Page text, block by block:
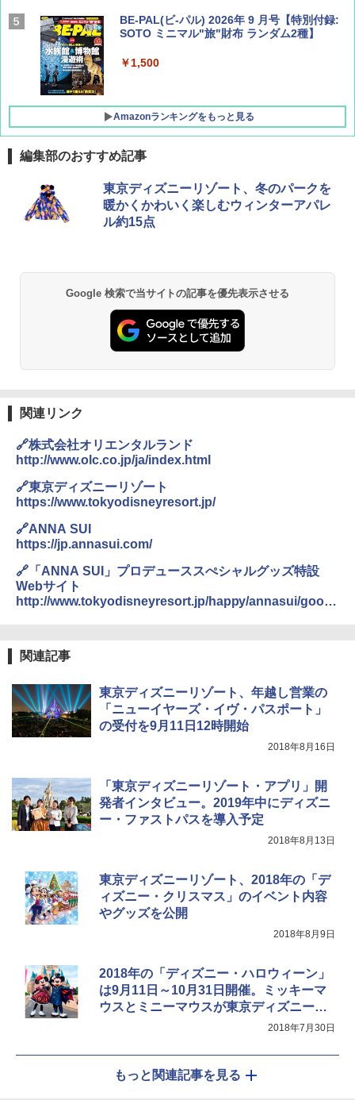
BE-PAL(ビ-パル) 2026年 9 月号【特別付録:
SOTO ミニマル"旅"財布 ランダム2種】
￥1,500
Amazonランキングをもっと見る
D40 地球の歩き方 チェンマイ タイ北部の魅
力的な町 2026～2027 地球の歩き方D アジア
￥2,079
球の歩き方A ヨーロッパ
￥2,479
￥2,277
地球の歩き方 スター・ウォーズ
￥2,695
解く (講談社現代新書)
[キャンパーズコレクション 山善] ポップアッ
プテント 傘みたいに広げて畳める パッとサ
ッとサンシェード キューブ フルクローズ メ
ッシュ 簡単設置 ワンタッチテント キャンプ
PYKES PEAK (パイクスピーク) 着替えテン
ト プライバシー テント 【中が透けない】 1
人用 折りたたみ 防災グッズ 災害用トイレ ビ
ーチ ピクニック ポップアップテント 携帯 簡
ENDLESS BASE 《めざましテレビで紹介》
テント ワンタッチ RENEW 幅200 2-3人用 43
500002(88859)
￥5,499
[キャンパーズコレクション 山善] 傘みたいに
ーティング フルクローズ メッシュ 3-4人用
簡単設置 ポップアップテント エクルベージ
ュ(BC仕様) PATC-150B(EB)
収納 コンパクト 簡単設営 カンガルーテント
ソロキャンプ ソロテント
BUNDOK(バンドック)ソロ ドーム 1 EX BDK
-08EX カーキ ソロキャンプ ポリエステル フ
レーム テント
026リニューアル 急速冷凍 空間倍増 衛生的
コンパクト 保冷力長持ち
￥2,980
付き ヒグマ・イノシシ対策 自治体・教育機
関の購入実績 登山・キャンプ・アウトドア・
防災用品 長期保存可能 緊急時用 日本国内発
送
￥3,680
ラソル ガーデン サイトシート付 折りたたみ
防水 UVカット 4段階高さ調整 軽量 収納袋付
き
可能 安全ロック付き 高安全性 金属製耐久 コ
ンパクト多機能設計 持ち運び便利 アウトド
ア/オフィス/教育現場/展示会用 緑
編集部のおすすめ記事
東京ディズニーリゾート、冬のパークを
暖かくかわいく楽しむウィンターアパレ
ル約15点
Google 検索で当サイトの記事を優先表示させる
関連リンク
🔗株式会社オリエンタルランド
http://www.olc.co.jp/ja/index.html
🔗東京ディズニーリゾート
https://www.tokyodisneyresort.jp/
🔗ANNA SUI
https://jp.annasui.com/
🔗「ANNA SUI」プロデューススぺシャルグッズ特設
Webサイト
http://www.tokyodisneyresort.jp/happy/annasui/good
関連記事
東京ディズニーリゾート、年越し営業の
「ニューイヤーズ・イヴ・パスポート」
の受付を9月11日12時開始
2018年8月16日
「東京ディズニーリゾート・アプリ」開
発者インタビュー。2019年中にディズニ
ー・ファストパスを導入予定
2018年8月13日
東京ディズニーリゾート、2018年の「デ
ィズニー・クリスマス」のイベント内容
やグッズを公開
2018年8月9日
2018年の「ディズニー・ハロウィーン」
は9月11日～10月31日開催。ミッキーマ
ウスとミニーマウスが東京ディズニーラ
ンド「スプーキー“Boo！”パレード」の
2018年7月30日
もっと関連記事を見る